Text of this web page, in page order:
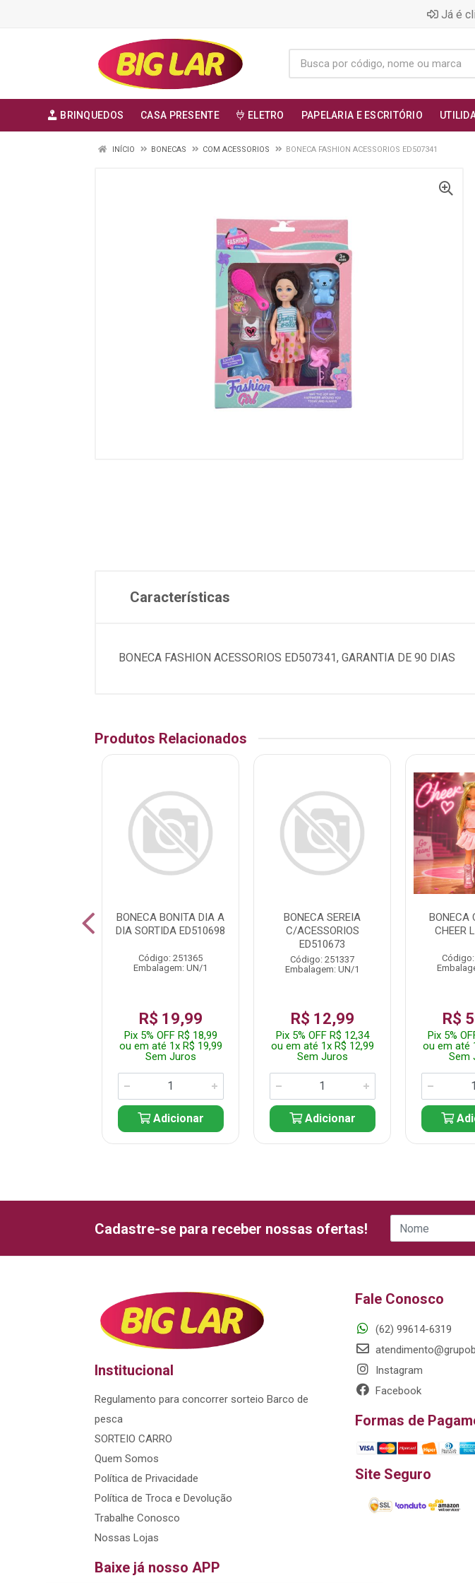
Já é
BRINQUEDOS CASA PRESENTE ELETRO PAPELARIA E ESCRITÓRIO
INÍCIO BONECAS COM ACESSORIOS BONECA FASHION ACESSORIOS ED507341
Características
BONECA FASHION ACESSORIOS ED507341, GARANTIA DE 90 DIAS
Produtos Relacionados
BONECA BONITA DIA A
DIA SORTIDA ED510698
Código: 251365
Embalagem: UN/1
R$ 19,99
Pix 5% OFF R$ 18,99
ou em até 1x R$ 19,99
Sem Juros
Adicionar
BONECA SEREIA
C/ACESSORIOS
ED510673
Código: 251337
Embalagem: UN/1
R$ 12,99
Pix 5% OFF R$ 12,34
ou em até 1x R$ 12,99
Sem Juros
Adicionar
BONECA
CHEER
R$
Pix 5%
ou em até
Sem
Cadastre-se para receber nossas ofertas!
Institucional
Regulamento para concorrer sorteio Barco de
pesca
SORTEIO CARRO
Quem Somos
Política de Privacidade
Política de Troca e Devolução
Trabalhe Conosco
Nossas Lojas
Baixe já nosso APP
Fale Conosco
(62) 99614-6319
Instagram
Facebook
Formas de
Site Seguro